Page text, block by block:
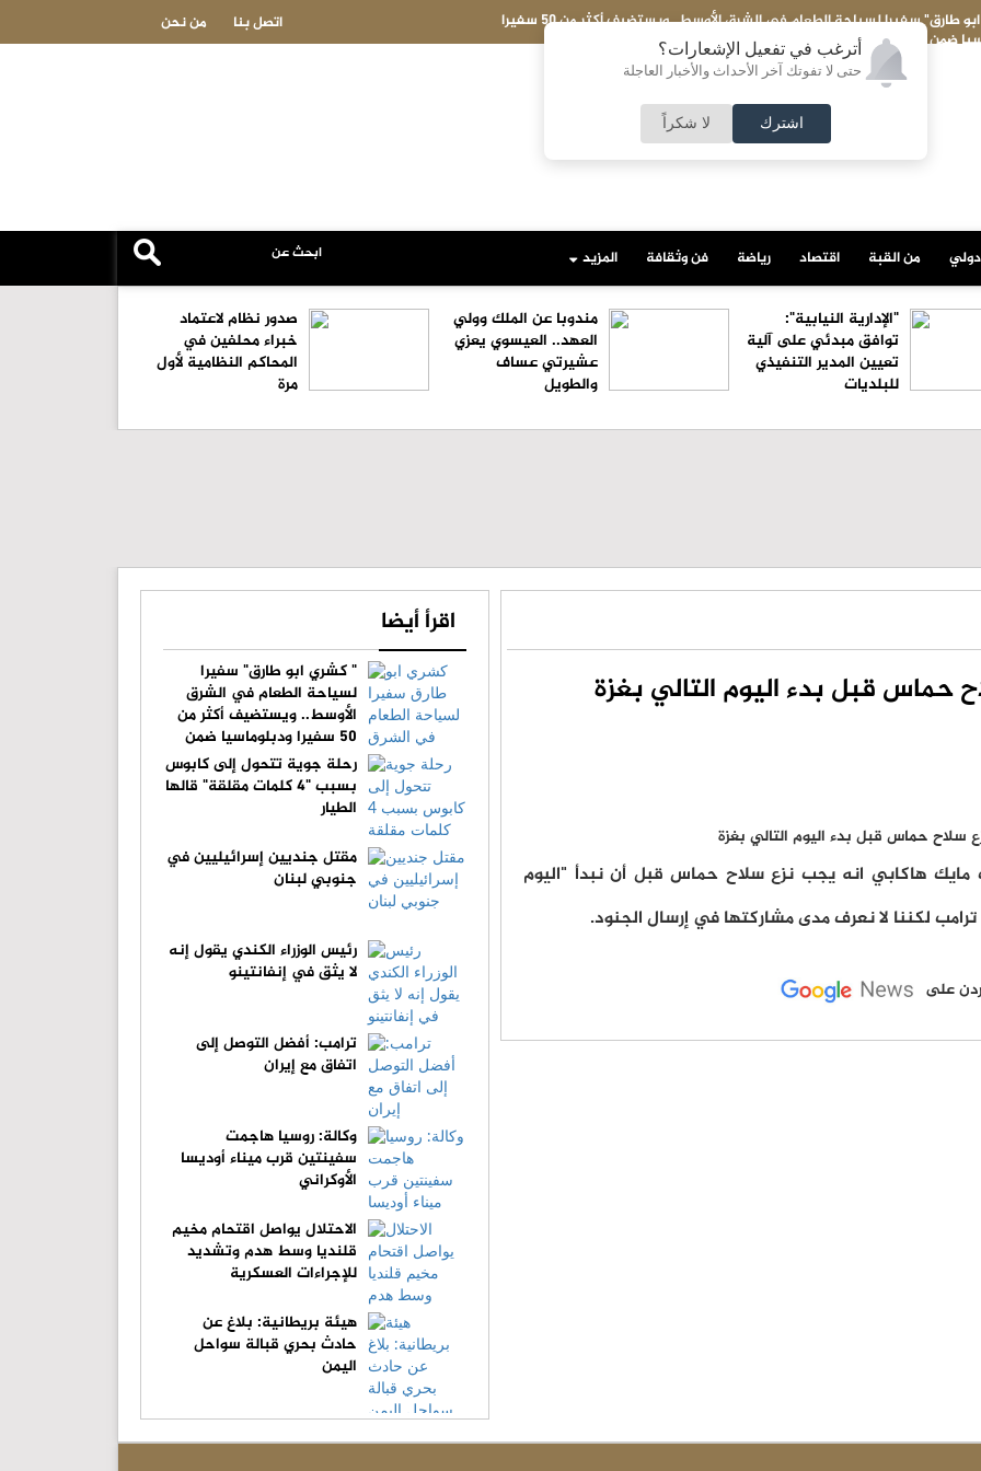
أترغب في تفعيل الإشعارات؟
حتى لا تفوتك آخر الأحداث والأخبار العاجلة
اشترك لا شكراً
" كشري ابو طارق" سفيرا لسياحة الطعام في الشرق الأوسط.. ويستضيف أكثر من 50 سفيرا
مبادرة "دبلوماسية الكشري"
"الإدارية النيابية": توافق مبدئي على آلية تعيين المدير التنفيذي للبلديات
من نحن اتصل بنا
من القبة اقتصاد رياضة فن وثقافة المزيد
"الإدارية النيابية":
توافق مبدئي على آلية
تعيين المدير التنفيذي
للبلديات
مندوبا عن الملك وولي
العهد.. العيسوي يعزي
عشيرتي عساف
والطويل
صدور نظام لاعتماد
خبراء محلفين في
المحاكم النظامية لأول
مرة
حماس قبل بدء اليوم التالي بغزة
مايك هاكابي انه يجب نزع سلاح حماس قبل أن نبدأ "اليوم
لكننا لا نعرف مدى مشاركتها في إرسال الجنود.
على
اقرأ أيضا
" كشري ابو طارق" سفيرا
لسياحة الطعام في الشرق
الأوسط.. ويستضيف أكثر من
50 سفيرا ودبلوماسيا ضمن
مبادرة "دبلوماسية الكشري"رحلة جوية تتحول إلى كابوس
بسبب "4 كلمات مقلقة" قالها
الطيار
مقتل جنديين إسرائيليين في
جنوبي لبنان
رئيس الوزراء الكندي يقول إنه
لا يثق في إنفانتينو
ترامب: أفضل التوصل إلى
اتفاق مع إيران
وكالة: روسيا هاجمت
سفينتين قرب ميناء أوديسا
الأوكراني
الاحتلال يواصل اقتحام مخيم
قلنديا وسط هدم وتشديد
للإجراءات العسكرية
هيئة بريطانية: بلاغ عن
حادث بحري قبالة سواحل
اليمن